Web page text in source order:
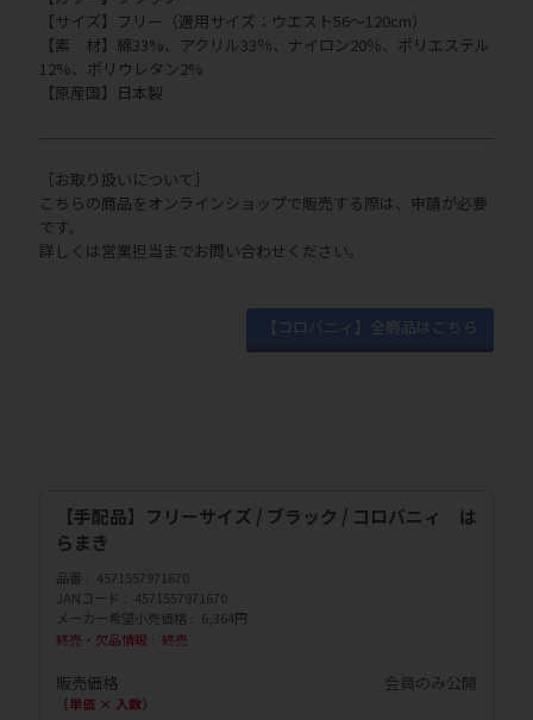
【サイズ】フリー（適用サイズ：ウエスト56〜120cm）
【素 材】綿33%、アクリル33％、ナイロン20％、ポリエステル
12%、ポリウレタン2%
【原産国】日本製
［お取り扱いについて］
こちらの商品をオンラインショップで販売する際は、申請が必要
です。
詳しくは営業担当までお問い合わせください。
【コロバニィ】全商品はこちら
【手配品】フリーサイズ / ブラック / コロバニィ は
らまき
品番
4571557971670
JANコード
4571557971670
メーカー希望小売価格
6,364円
終売・欠品情報
終売
販売価格
（単価 × 入数）
会員のみ公開